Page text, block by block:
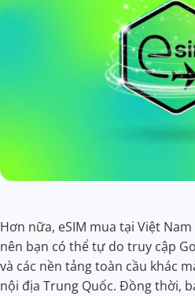
Hơn nữa, eSIM mua tại Việt
nên bạn có thể tự do truy cập
và các nền tảng toàn cầu khác
nội địa Trung Quốc. Đồng thời,